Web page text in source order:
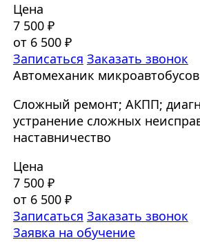
Цена
7 500 ₽
от 6 500 ₽
Записаться Заказать звонок
Автомеханик
Сложный ремонт; АКПП;
устранение сложных
наставничество
Цена
7 500 ₽
от 6 500 ₽
Записаться Заказать звонок
Заявка на обучение